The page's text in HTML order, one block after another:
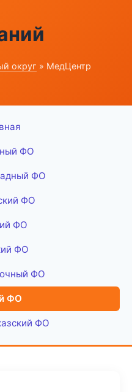
округ » МедЦентр
ФО
ФО
ФО
ФО
ФО
ФО
ФО
ФО